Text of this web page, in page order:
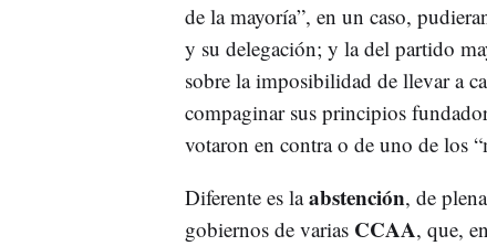
de la mayoría”, en un caso,
y su delegación; y la del partido
sobre la imposibilidad de llevar a
compaginar sus principios
votaron en contra o de uno de los
Diferente es laabstención, de
gobiernos de varias CCAA, que,